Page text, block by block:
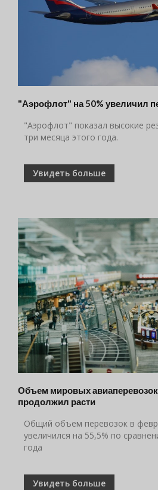
"Аэрофлот" на 50% увеличил
"Аэрофлот" показал высокие
три месяца этого года.
Увидеть больше
Объем мировых
продолжил расти
Общий объем перевозок в
увеличился на 55,5% по
года
Увидеть больше